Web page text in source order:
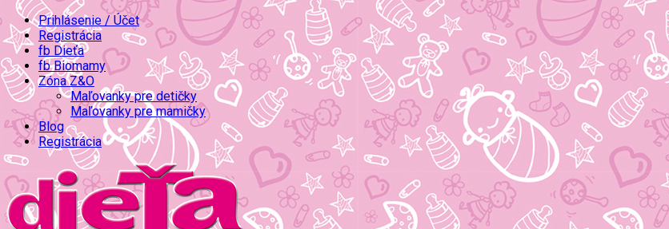
Prihlásenie / Účet
Registrácia
fb Dieťa
fb Biomamy
Zóna Z&O
Maľovanky pre detičky
Maľovanky pre mamičky
Blog
Registrácia